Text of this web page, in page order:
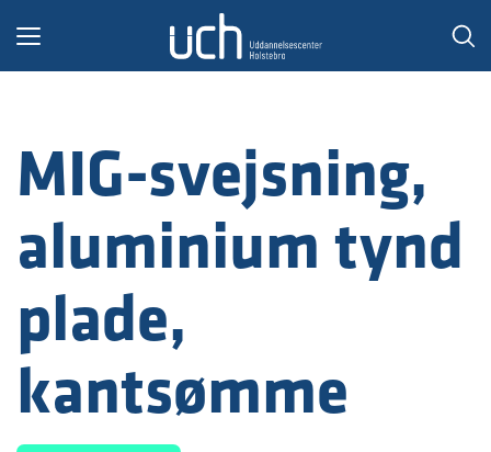
Toggle
MIG-svejsning,
aluminium tynd
plade,
kantsømme